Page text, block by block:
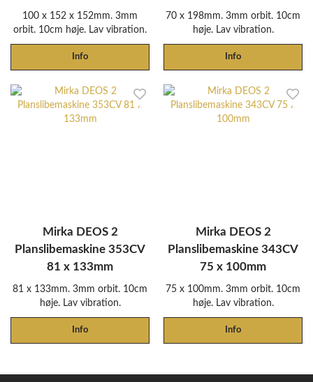
100 x 152 x 152mm. 3mm
orbit. 10cm høje. Lav vibration.
Info
70 x 198mm. 3mm orbit. 10cm
høje. Lav vibration.
Info
Mirka DEOS 2
Planslibemaskine 353CV
81 x 133mm
81 x 133mm. 3mm orbit. 10cm
høje. Lav vibration.
Info
Mirka DEOS 2
Planslibemaskine 343CV
75 x 100mm
75 x 100mm. 3mm orbit. 10cm
høje. Lav vibration.
Info